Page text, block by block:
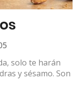
solo te harán
y sésamo. Son